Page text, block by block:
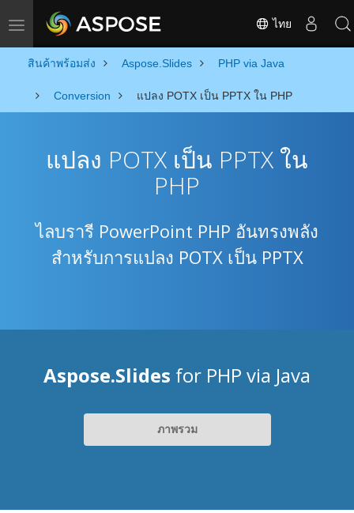
Toggle navigation ไทย
สินค้าพร้อมส่ง Aspose.Slides PHP via Java
Conversion แปลง POTX เป็น PPTX ใน PHP
แปลง POTX เป็น PPTX ใน
PHP
ไลบรารี PowerPoint PHP อันทรงพลัง
สำหรับการแปลง POTX เป็น PPTX
Aspose.Slides for PHP via Java
ภาพรวม